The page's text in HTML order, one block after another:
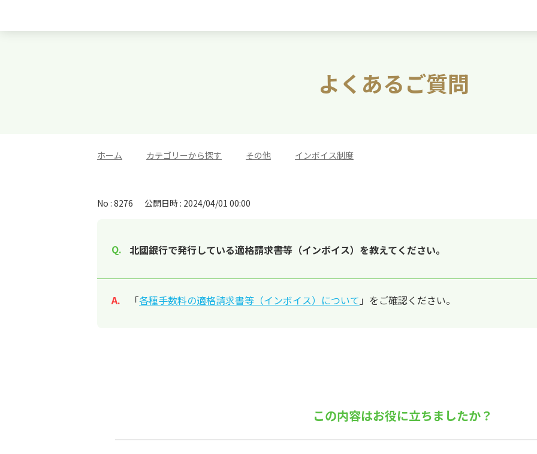
よくあるご質問
ホーム カテゴリーから探す その他 インボイス制度
No : 8276 公開日時 : 2024/04/01 00:00
北國銀行で発行している適格請求書等（インボイス）を教えてください。
回答
「各種手数料の適格請求書等（インボイス）について 」をご確認ください。
この内容はお役に立ちましたか？